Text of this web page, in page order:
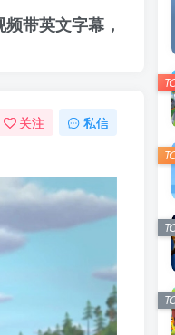
带英文字幕，
关注 私信